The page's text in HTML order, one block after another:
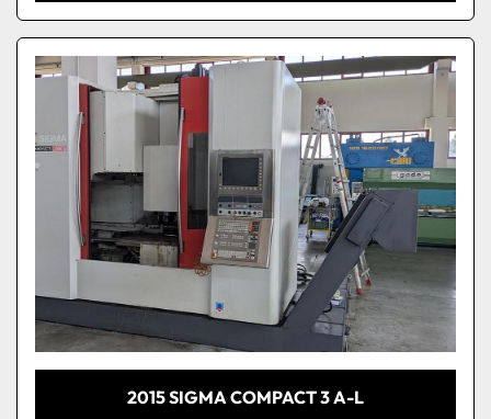
2015 SIGMA COMPACT 3 A-L